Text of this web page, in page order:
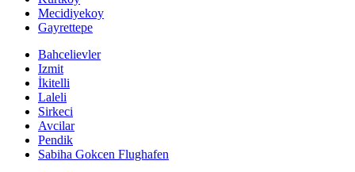
Mecidiyekoy
Gayrettepe
Bahcelievler
Izmit
İkitelli
Laleli
Sirkeci
Avcilar
Pendik
Sabiha Gokcen Flughafen